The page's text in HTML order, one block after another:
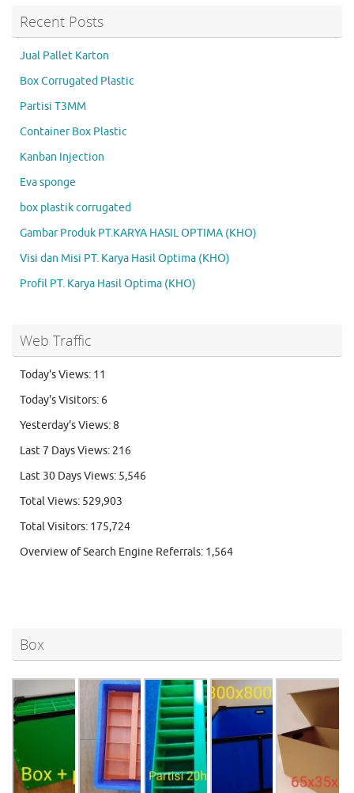
Recent Posts
Jual Pallet Karton
Box Corrugated Plastic
Partisi T3MM
Container Box Plastic
Kanban Injection
Eva sponge
box plastik corrugated
Gambar Produk PT.KARYA HASIL OPTIMA (KHO)
Visi dan Misi PT. Karya Hasil Optima (KHO)
Profil PT. Karya Hasil Optima (KHO)
Web Traffic
Today's Views: 11
Today's Visitors: 6
Yesterday's Views:8
Last 7 Days Views: 216
Last 30 Days Views: 5,546
Total Views: 529,903
Total Visitors: 175,724
Overview of Search Engine Referrals: 1,564
Box